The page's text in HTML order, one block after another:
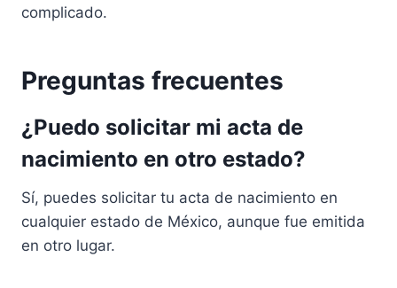
complicado.
Preguntas frecuentes
¿Puedo solicitar mi acta de
nacimiento en otro estado?
Sí, puedes solicitar tu acta de nacimiento en
cualquier estado de México, aunque fue emitida
en otro lugar.